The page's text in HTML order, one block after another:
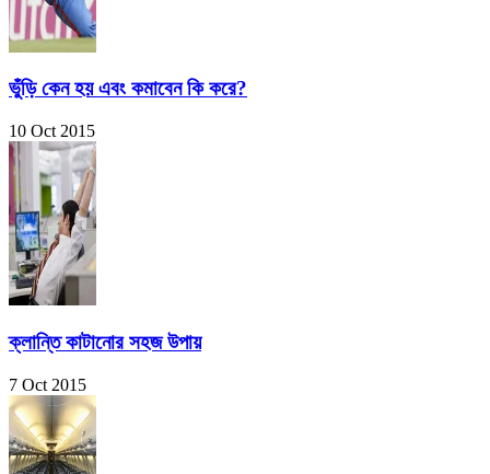
ভুঁড়ি কেন হয় এবং কমাবেন কি করে?
10 Oct 2015
ক্লান্তি কাটানোর সহজ উপায়
7 Oct 2015